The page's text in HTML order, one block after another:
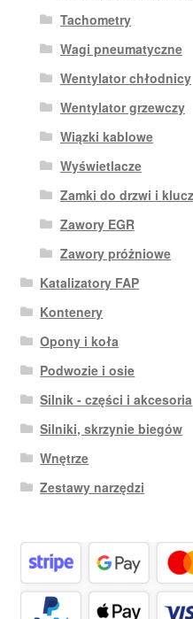
Tachometry
Wagi pneumatyczne
Wentylator chłodnicy
Wentylator grzewczy
Wiązki kablowe
Wyświetlacze
Zamki do drzwi i
Zawory EGR
Zawory próżniowe
Katalizatory FAP
Kontenery
Opony i koła
Podwozie i osie
Silnik - części i akcesoria
Silniki, skrzynie biegów
Wnętrze
Zestawy narzędzi